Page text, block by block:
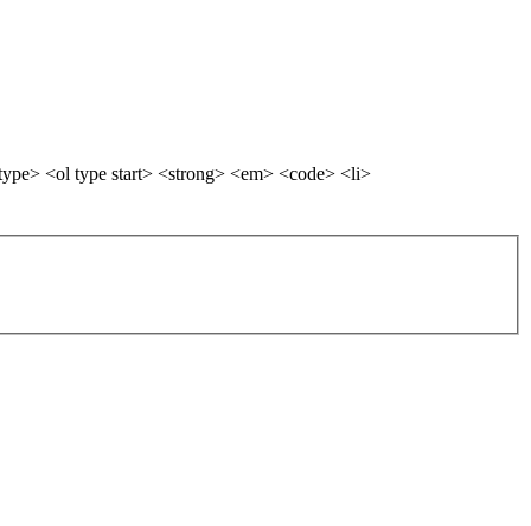
<ol type start> <strong> <em> <code> <li>